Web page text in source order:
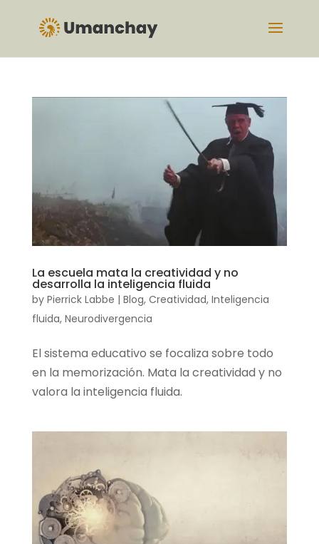
La escuela mata la creatividad y no
desarrolla la inteligencia fluida
by Pierrick Labbe | Blog, Creatividad, Inteligencia
fluida, Neurodivergencia
El sistema educativo se focaliza sobre todo
en la memorización. Mata la creatividad y no
valora la inteligencia fluida.